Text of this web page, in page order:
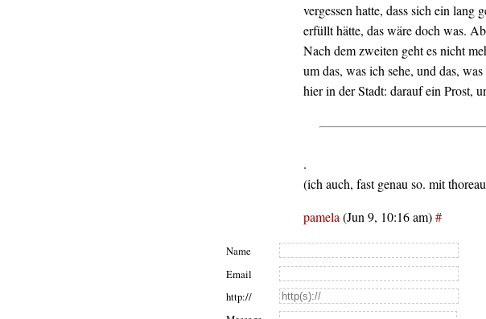
vergessen hatte, dass sich ein lang
erfüllt hätte, das wäre doch was.
Nach dem zweiten geht es nicht
um das, was ich sehe, und das,
hier in der Stadt: darauf ein Prost,
.
(ich auch, fast genau so. mit
pamela(Jun 9, 10:16 am)#
Name
Email
http://